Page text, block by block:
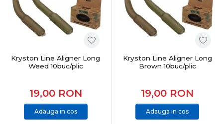
Kryston Line Aligner Long
Weed 10buc/plic
19,00 RON
Adauga in cos
Kryston Line Aligner Long
Brown 10buc/plic
19,00 RON
Adauga in cos